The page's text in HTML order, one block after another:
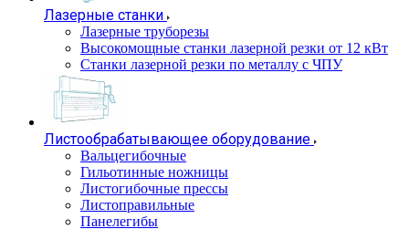
Лазерные станки
Лазерные труборезы
Высокомощные станки лазерной резки от 12 кВт
Станки лазерной резки по металлу с ЧПУ
Листообрабатывающее оборудование
Вальцегибочные
Гильотинные ножницы
Листогибочные прессы
Листоправильные
Панелегибы